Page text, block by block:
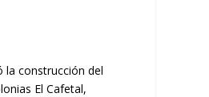
la construcción del
El Cafetal,